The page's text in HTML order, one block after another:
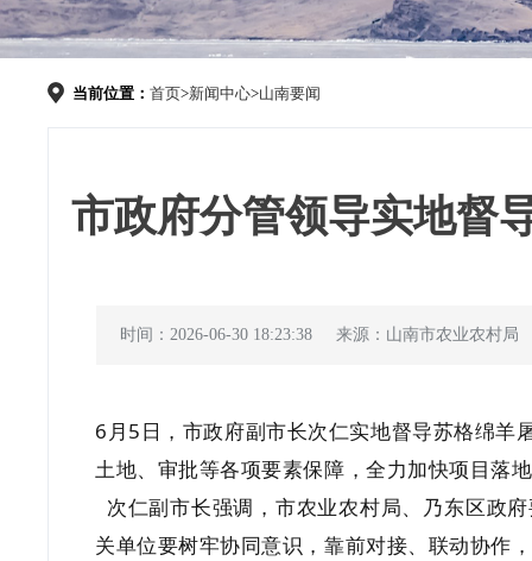
当前位置： 首页>新闻中心>山南要闻
市政府分管领导实地督
时间：2026-06-30 18:23:38 来源：山南市农业农村局
6月5日，市政府副市长次仁实地督导苏格绵羊
土地、审批等各项要素保障，全力加快项目落
次仁副市长强调，市农业农村局、乃东区政
关单位要树牢协同意识，靠前对接、联动协作